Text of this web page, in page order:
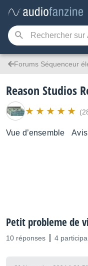
Forums Séquenceur
Reason Studios
Vue d’ensemble Avis
Petit probleme de
10 réponses 4